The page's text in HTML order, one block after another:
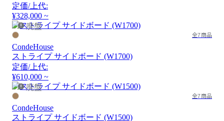
定価/上代:
¥328,000 ~
廃盤
全7商品
CondeHouse
ストライプ サイドボード (W1700)
定価/上代:
¥610,000 ~
廃盤
全7商品
CondeHouse
ストライプ サイドボード (W1500)